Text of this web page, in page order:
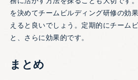
を決めてチームビルディング研修の効
えると良いでしょう。定期的にチーム
と、さらに効果的です。
まとめ